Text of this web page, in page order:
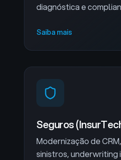
diagnóstica e
Saiba mais
Seguros
Modernização de
sinistros,